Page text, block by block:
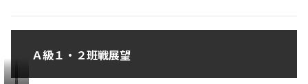
Ａ級１・２班戦展望